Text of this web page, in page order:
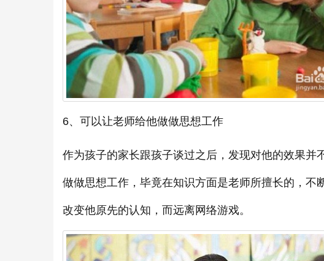
6、可以让老师给他做做思想工作
作为孩子的家长跟孩子谈过之后，发现对他的效果
做做思想工作，毕竟在知识方面是老师所擅长的，
改变他原先的认知，而远离网络游戏。